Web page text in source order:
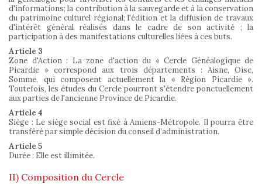
d'informations; la contribution à la sauvegarde et à la conservation
du patrimoine culturel régional; l'édition et la diffusion de travaux
d'intérêt général réalisés dans le cadre de son activité ; la
participation à des manifestations culturelles liées à ces buts.
Article 3
Zone d'Action : La zone d'action du « Cercle Généalogique de
Picardie » correspond aux trois départements : Aisne, Oise,
Somme, qui composent actuellement la « Région Picardie ».
Toutefois, les études du Cercle pourront s'étendre ponctuellement
aux parties de l'ancienne Province de Picardie.
Article 4
Siège : Le siège social est fixé à Amiens-Métropole. Il pourra être
transféré par simple décision du conseil d’administration.
Article 5
Durée : Elle est illimitée.
II) Composition du Cercle